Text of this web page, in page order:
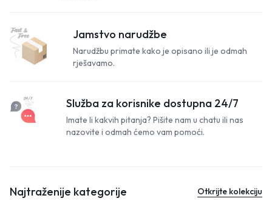
Jamstvo narudžbe
Narudžbu primate kako je opisano ili je odmah
rješavamo.
Služba za korisnike dostupna 24/7
Imate li kakvih pitanja? Pišite nam u chatu ili nas
nazovite i odmah ćemo vam pomoći.
Najtraženije kategorije Otkrijte kolekciju